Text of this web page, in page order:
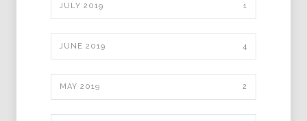
JULY 2019 1
JUNE 2019 4
MAY 2019 2